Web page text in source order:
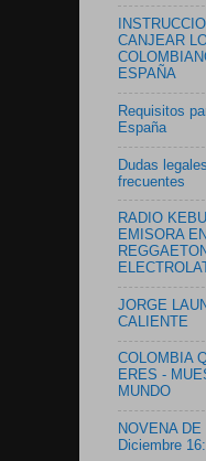
CANJEAR
ESPAÑA
Requisitos
España
Dudas
frecuentes
RADIO
EMISORA
JORGE
CALIENTE
COLOMBIA
ERES -
MUNDO
NOVENA
Diciembre